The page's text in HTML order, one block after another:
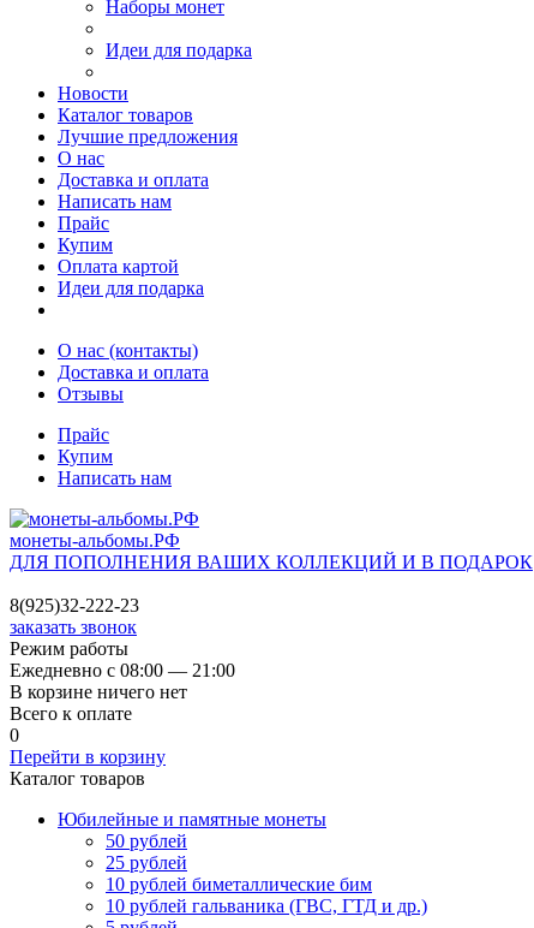
Наборы монет
Идеи для подарка
Новости
Каталог товаров
Лучшие предложения
О нас
Доставка и оплата
Написать нам
Прайс
Купим
Оплата картой
Идеи для подарка
О нас (контакты)
Доставка и оплата
Отзывы
Прайс
Купим
Написать нам
монеты-альбомы.РФ
ДЛЯ ПОПОЛНЕНИЯ ВАШИХ КОЛЛЕКЦИЙ И В ПОДАРОК
8(925)32-222-23
заказать звонок
Режим работы
Ежедневно с 08:00 — 21:00
В корзине ничего нет
Всего к оплате
0
Перейти в корзину
Каталог товаров
Юбилейные и памятные монеты
50 рублей
25 рублей
10 рублей биметаллические бим
10 рублей гальваника (ГВС, ГТД и др.)